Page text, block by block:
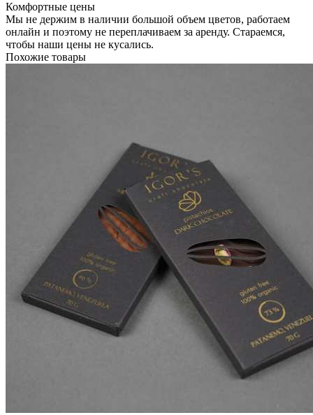
Комфортные цены
Мы не держим в наличии большой объем цветов, работаем
онлайн и поэтому не переплачиваем за аренду. Стараемся,
чтобы наши цены не кусались.
Похожие товары